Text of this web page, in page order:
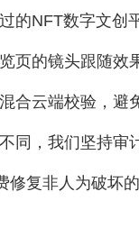
的NFT数字文
页的镜头跟随
合云端校验，避
同，我们坚持
复非人为破坏